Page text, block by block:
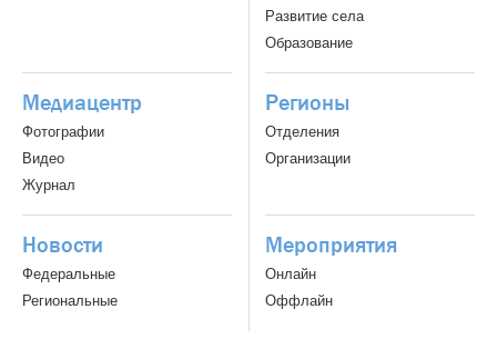
Развитие села
Образование
Медиацентр
Фотографии
Видео
Журнал
Регионы
Отделения
Организации
Новости
Федеральные
Региональные
Мероприятия
Онлайн
Оффлайн